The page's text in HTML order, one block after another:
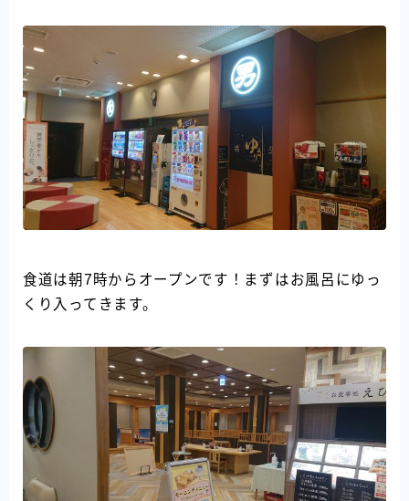
食道は朝7時からオープンです！まずはお風呂にゆっ
くり入ってきます。